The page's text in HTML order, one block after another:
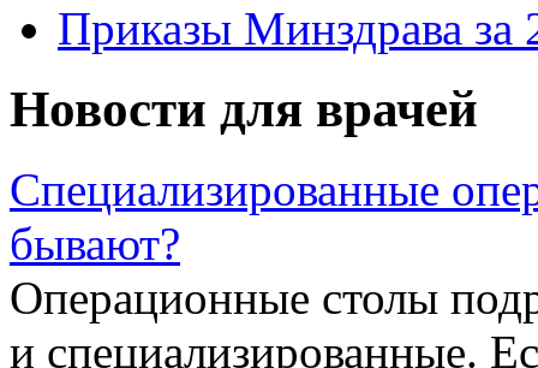
Приказы Минздрава за
Новости для врачей
Специализированные
бывают?
Операционные столы
и специализированные.